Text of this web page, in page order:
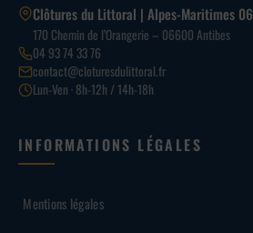
Clôtures du Littoral | Alpes-Maritimes 06
170 Chemin de l’Orangerie – 06600 Antibes
04 93 74 33 76
contact@cloturesdulittoral.fr
Lun-Ven · 8h-12h / 14h-18h
INFORMATIONS LÉGALES
Mentions légales